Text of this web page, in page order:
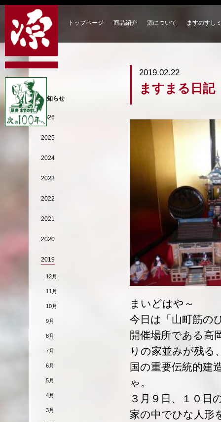
トップページ 商品紹介 源について ますのすし
2019.02.22
ますまる日記
まいどはや～
今日は「山町筋の
開催場所である高
りの家並みが残る
国の重要伝統的建
ゃ。
３月９日、１０日
家の中でひな人形
お知らせ
2026
2025
2024
2023
2022
2021
2020
2019
12月
11月
10月
9月
8月
7月
6月
5月
4月
3月